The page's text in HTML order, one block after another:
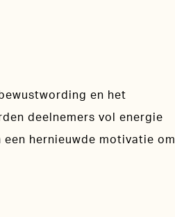
en het
deelnemers vol energie
hernieuwde motivatie om